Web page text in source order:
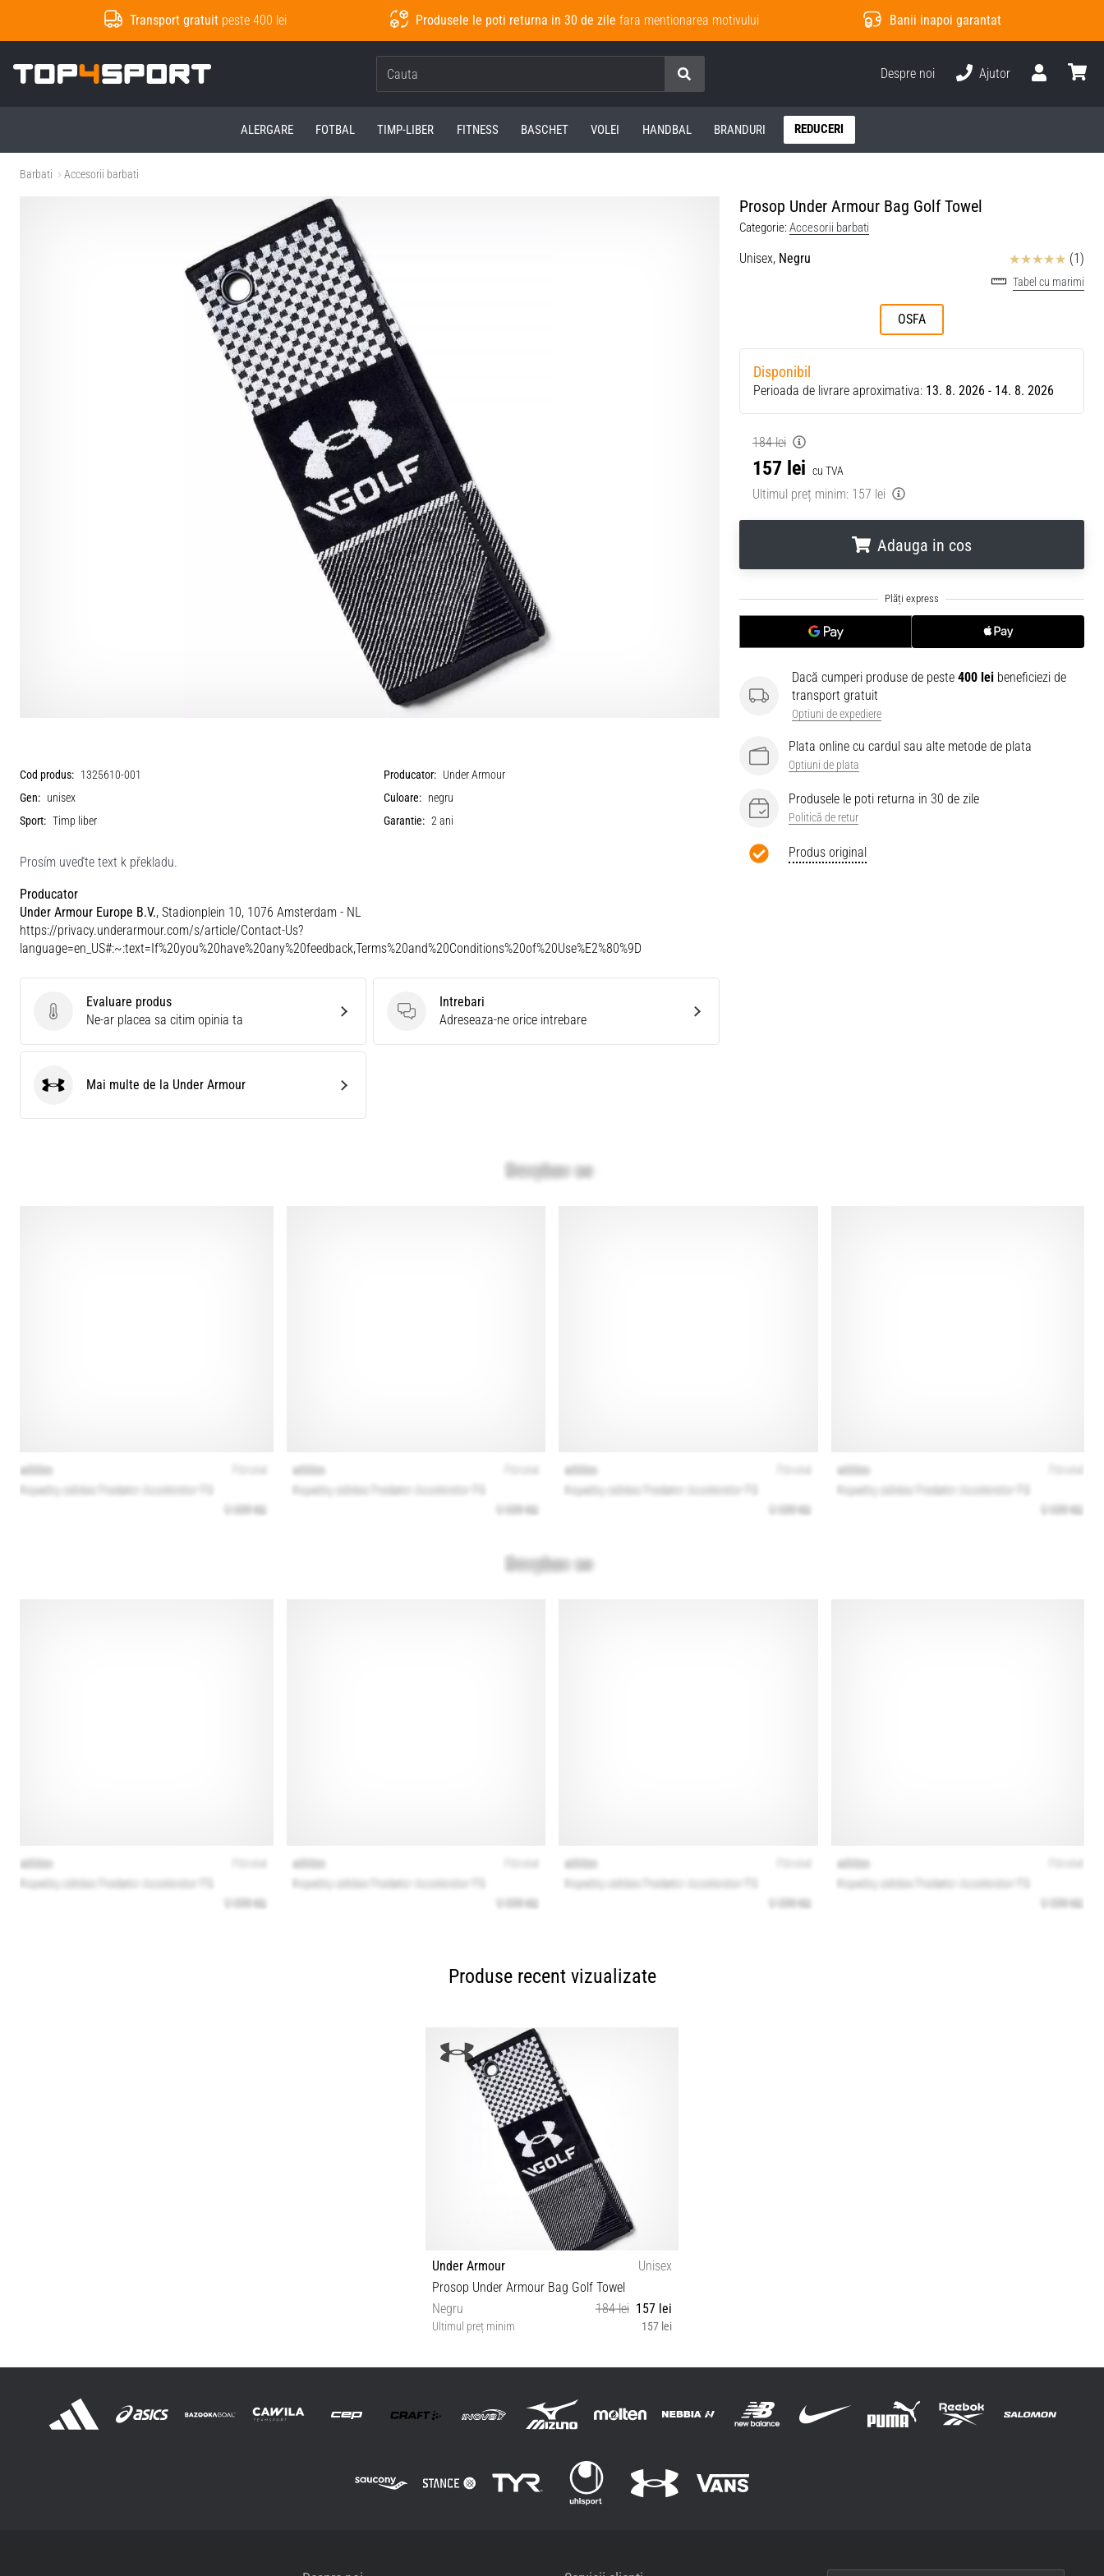
Transport gratuitpeste 400 lei Produsele le poti returna in 30 de zile fara mentionarea motivului Banii inapoi garantat
Top4Sport.ro
Cauta
Despre noi
Ajutor
ALERGARE FOTBAL TIMP-LIBER FITNESS BASCHET VOLEI HANDBAL BRANDURI REDUCERI
Barbati Accesorii barbati
Prosop Under Armour Bag Golf Towel
Categorie:Accesorii barbati
Unisex, Negru Review (1)
Tabel cu marimi
OSFA
Disponibil
Perioada de livrare aproximativa: 13. 8. 2026 - 14. 8. 2026
184 lei
157 lei cu TVA
Ultimul preț minim: 157 lei
Adauga in cos
Dacă cumperi produse de peste 400 lei beneficiezi de
transport gratuit
Optiuni de expediere
Plata online cu cardul sau alte metode de plata
Optiuni de plata
Produsele le poti returna in 30 de zile
Politică de retur
Produs original
Cod produs: 1325610-001 Producator: Under Armour
Gen: unisex Culoare: negru
Sport: Timp liber Garantie: 2 ani
Prosím uveďte text k překladu.
Producator
Under Armour Europe B.V., Stadionplein 10, 1076 Amsterdam - NL
https://privacy.underarmour.com/s/article/Contact-Us?
language=en_US#:~:text=If%20you%20have%20any%20feedback,Terms%20and%20Conditions%20of%20Use%E2%80%9D
Evaluare produs
Evaluare produs
Ne-ar placea sa citim opinia ta
Intrebari
Intrebari
Adreseaza-ne orice intrebare
Under ArmourMai multe de la Under Armour
Produse recent vizualizate
Under Armour
Unisex
Prosop Under Armour Bag Golf Towel
Negru
184 lei 157 lei
Ultimul preț minim 157 lei
OSFA